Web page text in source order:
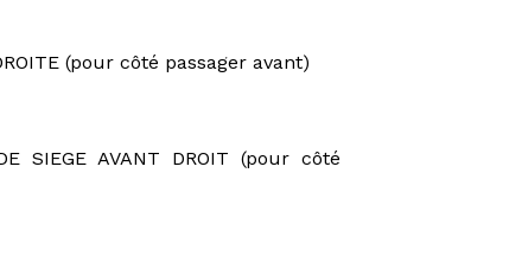
(pour côté passager avant)
SIEGE AVANT DROIT (pour côté